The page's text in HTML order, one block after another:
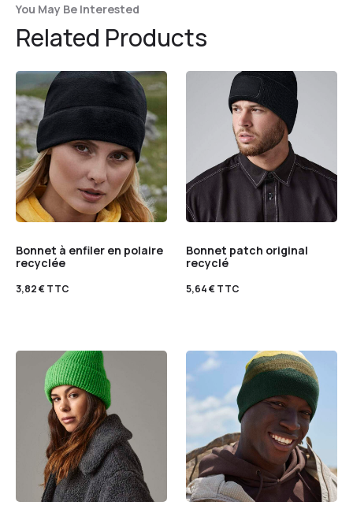
You May Be Interested
Related Products
Bonnet à enfiler en polaire
recyclée
3,82€TTC
Bonnet patch original
recyclé
5,64€TTC